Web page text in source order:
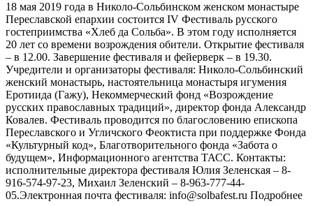
18 мая 2019 года в Николо-Сольбинском женском монастыре
Переславской епархии состоится IV Фестиваль русского
гостеприимства «Хлеб да Сольба». В этом году исполняется
20 лет со времени возрождения обители. Открытие фестиваля
– в 12.00. Завершение фестиваля и фейерверк – в 19.30.
Учредители и организаторы фестиваля: Николо-Сольбинский
женский монастырь, настоятельница монастыря игумения
Еротиида (Гажу), Некоммерческий фонд «Возрождение
русских православных традиций», директор фонда Александр
Ковалев. Фестиваль проводится по благословению епископа
Переславского и Угличского Феоктиста при поддержке Фонда
«Культурный код», Благотворительного фонда «Забота о
будущем», Информационного агентства ТАСС. Контакты:
исполнительные директора фестиваля Юлия Зеленская – 8-
916-574-97-23, Михаил Зеленский – 8-963-777-44-
05.Электронная почта фестиваля: info@solbafest.ru Подробнее